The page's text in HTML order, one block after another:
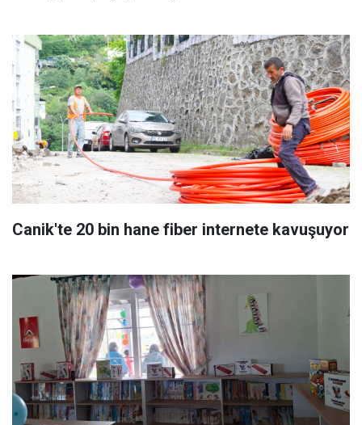
Canik'te 20 bin hane fiber internete kavuşuyor